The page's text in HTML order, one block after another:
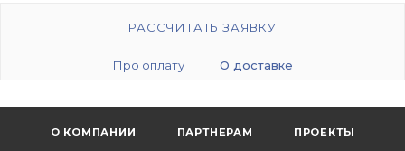
РАССЧИТАТЬ ЗАЯВКУ
Про оплату О доставке
О КОМПАНИИ ПАРТНЕРАМ ПРОЕКТЫ